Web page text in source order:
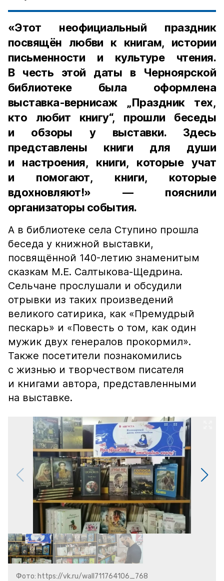
«Этот неофициальный праздник
посвящён любви к книгам, истории
письменности и культуре чтения.
В честь этой даты в Черноярской
библиотеке была оформлена
выставка-вернисаж „Праздник тех,
кто любит книгу“, прошли беседы
и обзоры у выставки. Здесь
представлены книги для души
и настроения, книги, которые учат
и помогают, книги, которые
вдохновляют!» — пояснили
организаторы события.
А в библиотеке села Ступино прошла
беседа у книжной выставки,
посвящённой 140-летию знаменитым
сказкам М.Е. Салтыкова-Щедрина.
Сельчане прослушали и обсудили
отрывки из таких произведений
великого сатирика, как «Премудрый
пескарь» и «Повесть о том, как один
мужик двух генералов прокормил».
Также посетители познакомились
с жизнью и творчеством писателя
и книгами автора, представленными
на выставке.
Фото: https://vk.ru/wall711764106_768